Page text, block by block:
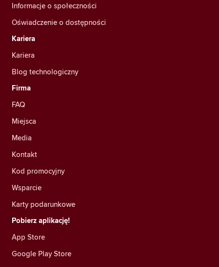
Informacje o społeczności
Oświadczenie o dostępności
Kariera
Kariera
Blog technologiczny
Firma
FAQ
Miejsca
Media
Kontakt
Kod promocyjny
Wsparcie
Karty podarunkowe
Pobierz aplikację!
App Store
Google Play Store